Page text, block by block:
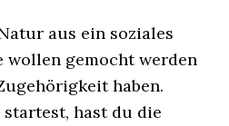
aus ein soziales
wollen gemocht werden
haben.
hast du die